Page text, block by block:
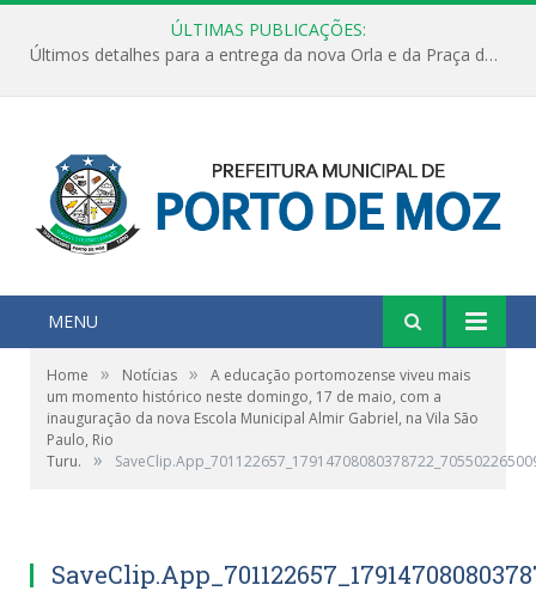
ÚLTIMAS PUBLICAÇÕES:
Últimos detalhes para a entrega da nova Orla e da Praça do Praião
MENU
Home » Notícias »
A educação portomozense viveu mais
um momento histórico neste domingo, 17 de maio, com a
inauguração da nova Escola Municipal Almir Gabriel, na Vila São
Paulo, Rio
Turu.
»